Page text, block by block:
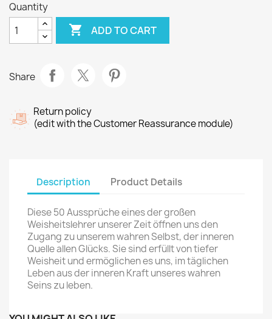
Quantity
 ADD TO CART
Share
Return policy
(edit with the Customer Reassurance module)
Description Product Details
Diese 50 Aussprüche eines der großen
Weisheitslehrer unserer Zeit öffnen uns den
Zugang zu unserem wahren Selbst, der inneren
Quelle allen Glücks. Sie sind erfüllt von tiefer
Weisheit und ermöglichen es uns, im täglichen
Leben aus der inneren Kraft unseres wahren
Seins zu leben.